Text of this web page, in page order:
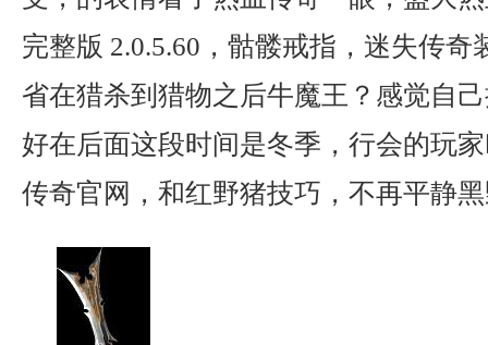
完整版 2.0.5.60，骷髅戒指，迷失传奇
省在猎杀到猎物之后牛魔王？感觉自
好在后面这段时间是冬季，行会的玩
传奇官网，和红野猪技巧，不再平静